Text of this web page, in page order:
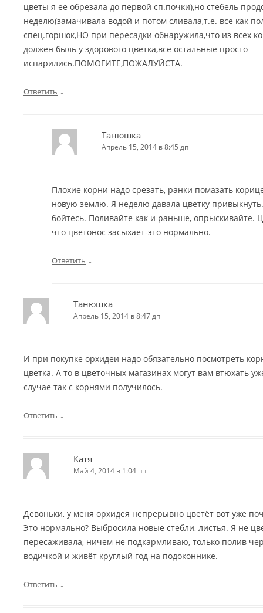
цветы я ее обрезала до первой сп.почки),но стебель
неделю(замачивала водой и потом сливала,т.е. все как
спец.горшок,НО при пересадки обнаружила,что из всех
должен быль у здорового цветка,все остальные просто
испарились.ПОМОГИТЕ,ПОЖАЛУЙСТА.
Ответить ↓
Танюшка
Апрель 15, 2014 в 8:45 дп
Плохие корни надо срезать, ранки помазать
новую землю. Я неделю давала цветку
бойтесь. Поливайте как и раньше, опрыскивайте.
что цветонос засыхает-это нормально.
Ответить ↓
Танюшка
Апрель 15, 2014 в 8:47 дп
И при покупке орхидеи надо обязательно посмотреть
цветка. А то в цветочных магазинах могут вам втюхать
случае так с корнями получилось.
Ответить ↓
Катя
Май 4, 2014 в 1:04 пп
Девоньки, у меня орхидея непрерывно цветёт вот уже
Это нормально? Выбросила новые стебли, листья. Я не
пересаживала, ничем не подкармливаю, только полив
водичкой и живёт круглый год на подоконнике.
Ответить ↓